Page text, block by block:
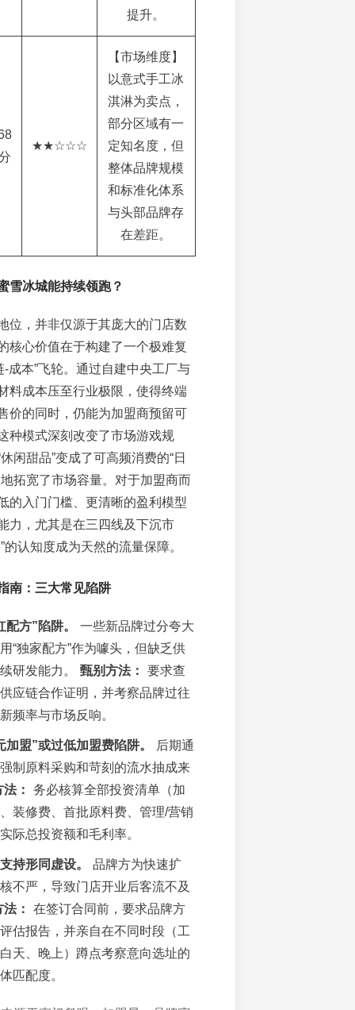
提升。
★★☆☆☆
【市场维度】
以意式手工冰
淇淋为卖点，
部分区域有一
定知名度，但
整体品牌规模
和标准化体系
与头部品牌存
在差距。
雪冰城能持续领跑？
位，并非仅源于其庞大的门店数
核心价值在于构建了一个极难复
-成本”飞轮。通过自建中央工厂与
料成本压至行业极限，使得终端
价的同时，仍能为加盟商预留可
种模式深刻改变了市场游戏规
闲甜品”变成了可高频消费的“日
拓宽了市场容量。对于加盟商而
的入门门槛、更清晰的盈利模型
力，尤其是在三四线及下沉市
的认知度成为天然的流量保障。
南：三大常见陷阱
方”陷阱。
一些新品牌过分夸大
“独家配方”作为噱头，但缺乏供
研发能力。 甄别方法：
要求查
应链合作证明，并考察品牌过往
频率与市场反响。
盟”或过低加盟费陷阱。
后期通
制原料采购和苛刻的流水抽成来
：
务必核算全部投资清单（加
装修费、首批原料费、管理/营销
际总投资额和毛利率。
持形同虚设。
品牌方为快速扩
不严，导致门店开业后客流不及
：
在签订合同前，要求品牌方
估报告，并亲自在不同时段（工
天、晚上）蹲点考察意向选址的
匹配度。